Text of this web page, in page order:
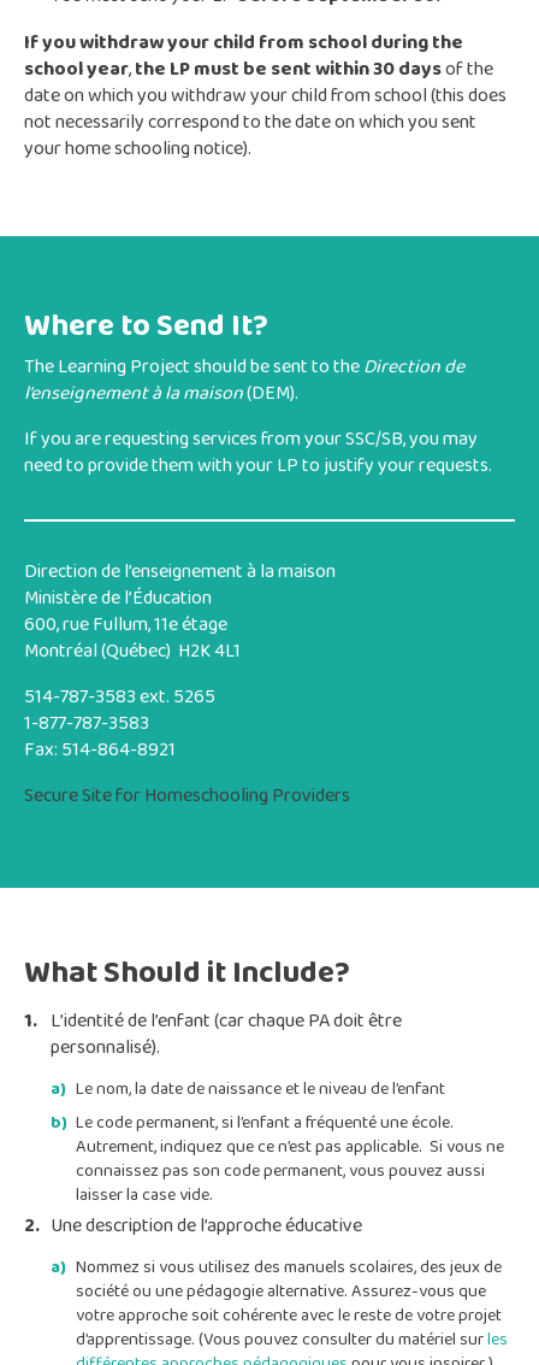
If you withdraw your child from school during the
school year,the LP must be sent within 30 daysofthe
date on which you withdrawyour child from school (this does
not necessarily correspond to the date on which you sent
your home schooling notice).
Where to Send It?
The Learning Project should be sent to theDirection de
l’enseignement à la maison(DEM).
If you are requesting services from your SSC/SB, you may
need to provide them with your LP to justify your requests.
Direction de l’enseignement à la maison
Ministère de l’Éducation
600, rue Fullum, 11e étage
Montréal (Québec) H2K 4L1
514-787-3583 ext. 5265
1-877-787-3583
Fax: 514-864-8921
Secure Site for Homeschooling Providers
What Should it Include?
L’identité de l’enfant (car chaque PA doit être
personnalisé).
Le nom, la date de naissance et le niveau de l’enfant
Le code permanent,si l’enfant a fréquenté une école.
Autrement, indiquez que ce n’est pas applicable. Si vous ne
connaissez pas son code permanent, vous pouvez aussi
laisser la case vide.
Une description de l’approche éducative
Nommez si vous utilisez des manuels scolaires, des jeux de
société ou une pédagogie alternative.Assurez-vous que
votre approche soitcohérenteavec le reste de votre projet
d’apprentissage. (Vous pouvez consulter du matériel surles